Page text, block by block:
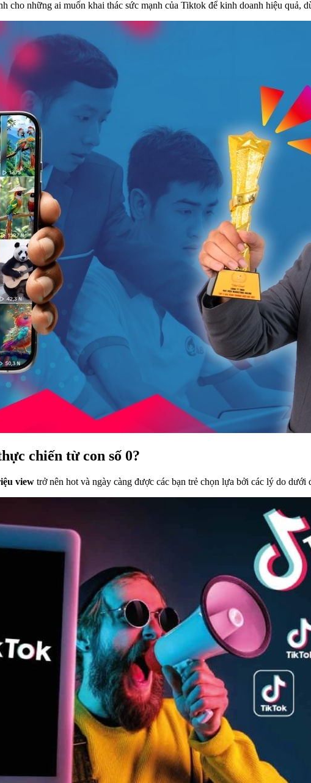
cho những ai muốn khai thác sức mạnh của Tiktok để kinh doanh hiệu quả,
chiến từ con số 0?
view trở nên hot và ngày càng được các bạn trẻ chọn lựa bởi các lý do dưới